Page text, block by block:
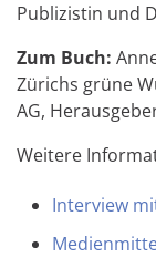
Publizistin und
Zum Buch:
Zürichs grüne
AG,
Weitere
Interview